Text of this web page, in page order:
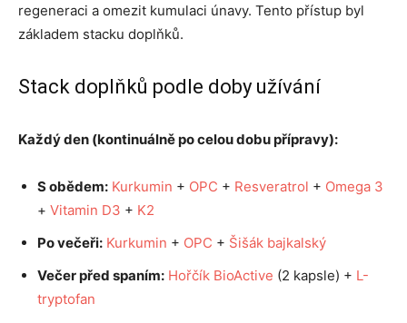
regeneraci a omezit kumulaci únavy. Tento přístup byl
základem stacku doplňků.
Stack doplňků podle doby užívání
Každý den (kontinuálně po celou dobu přípravy):
S obědem: Kurkumin + OPC + Resveratrol + Omega 3
+ Vitamin D3 + K2
Po večeři: Kurkumin + OPC + Šišák bajkalský
Večer před spaním: Hořčík BioActive (2 kapsle) + L-
tryptofan